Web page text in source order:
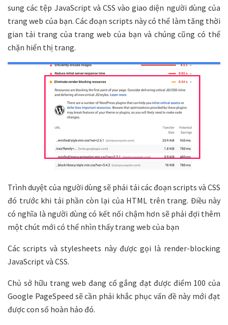
sung các tệp JavaScript và CSS vào giao diện người dùng của
trang web của bạn. Các đoạn scripts này có thể làm tăng thời
gian tải trang của trang web của bạn và chúng cũng có thể
chặn hiển thị trang.
Trình duyệt của người dùng sẽ phải tải các đoạn scripts và CSS
đó trước khi tải phần còn lại của HTML trên trang. Điều này
có nghĩa là người dùng có kết nối chậm hơn sẽ phải đợi thêm
một chút mới có thể nhìn thấy trang web của bạn
Các scripts và stylesheets này được gọi là render-blocking
JavaScript và CSS.
Chủ sở hữu trang web đang cố gắng đạt được điểm 100 của
Google PageSpeed ​​sẽ cần phải khắc phục vấn đề này mới đạt
được con số hoàn hảo đó.